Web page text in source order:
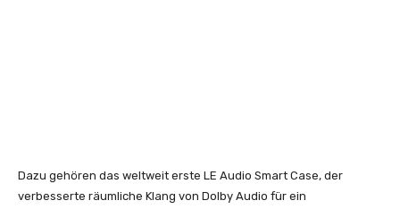
Dazu gehören das weltweit erste LE Audio Smart Case, der
verbesserte räumliche Klang von Dolby Audio für ein